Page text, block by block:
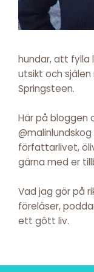
hundar, att fylla
utsikt och själen
Springsteen.
Här på bloggen
författarlivet,
gärna med er
Vad jag gör på
föreläser,
ett gôtt liv.